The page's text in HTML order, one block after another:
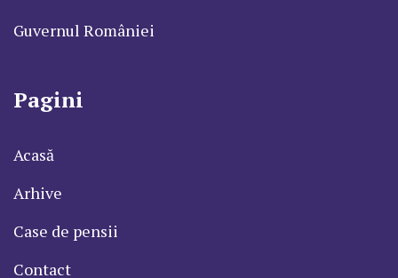
Guvernul României
Pagini
Acasă
Arhive
Case de pensii
Contact